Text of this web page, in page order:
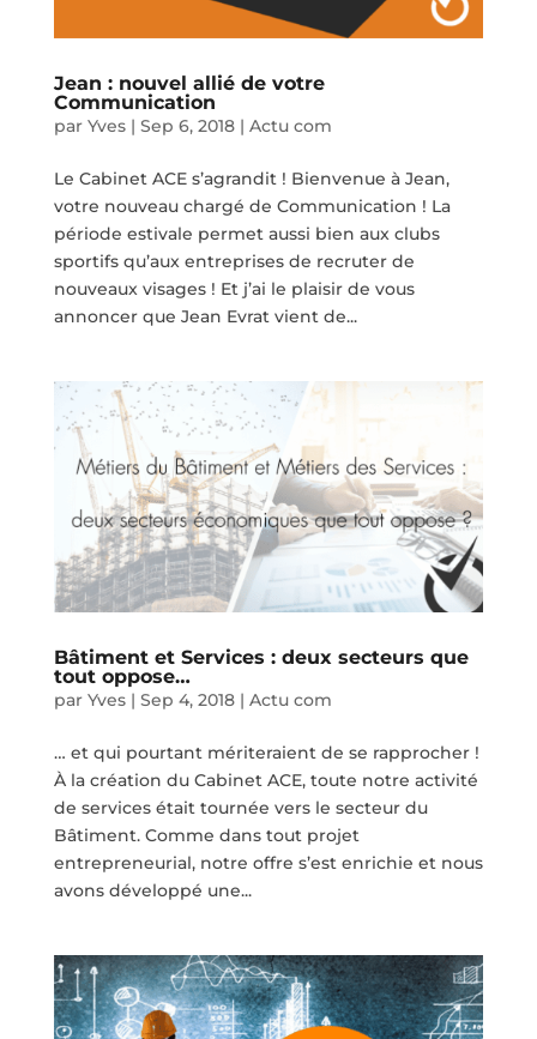
Jean : nouvel allié de votre
Communication
par Yves| Sep 6, 2018| Actu com
Le Cabinet ACE s’agrandit ! Bienvenue à Jean,
votre nouveau chargé de Communication ! La
période estivale permet aussi bien aux clubs
sportifs qu’aux entreprises de recruter de
nouveaux visages ! Et j’ai le plaisir de vous
annoncer que Jean Evrat vient de...
Bâtiment et Services : deux secteurs que
tout oppose…
par Yves| Sep 4, 2018| Actu com
… et qui pourtant mériteraient de se rapprocher !
À la création du Cabinet ACE, toute notre activité
de services était tournée vers le secteur du
Bâtiment. Comme dans tout projet
entrepreneurial, notre offre s’est enrichie et nous
avons développé une...